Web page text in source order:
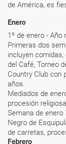
de América, es
Enero
1º de enero - Año
Primeras dos
incluyen
del Café, Torneo
Country Club con
años.
Mediados de
procesión
Semana de enero
Negro de
de carretas,
Febrero